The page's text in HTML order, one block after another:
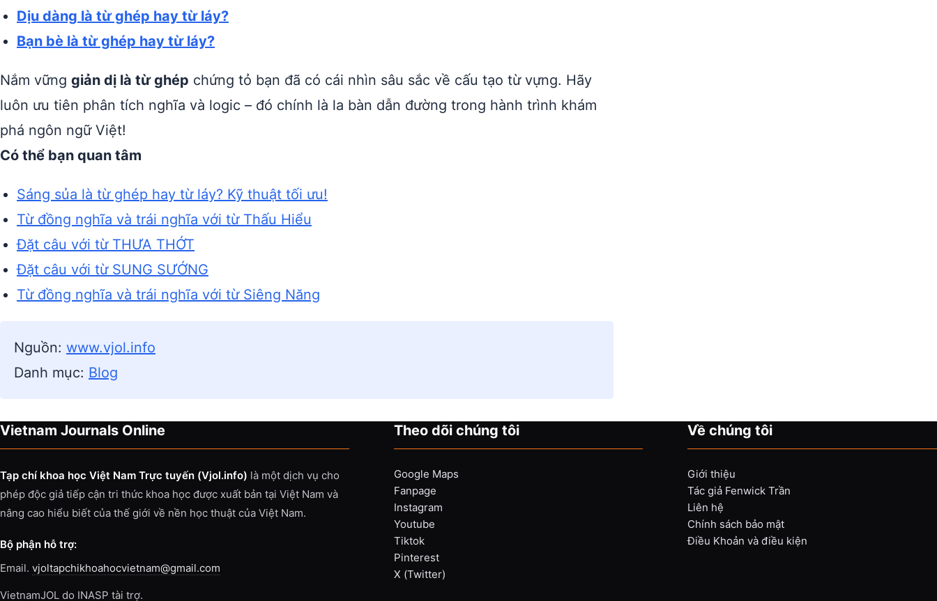
Dịu dàng là từ ghép hay từ láy?
Bạn bè là từ ghép hay từ láy?
Nắm vững giản dị là từ ghép chứng tỏ bạn đã có cái nhìn sâu sắc về cấu tạo từ vựng. Hãy
luôn ưu tiên phân tích nghĩa và logic – đó chính là la bàn dẫn đường trong hành trình khám
phá ngôn ngữ Việt!
Có thể bạn quan tâm
Sáng sủa là từ ghép hay từ láy? Kỹ thuật tối ưu!
Từ đồng nghĩa và trái nghĩa với từ Thấu Hiểu
Đặt câu với từ THƯA THỚT
Đặt câu với từ SUNG SƯỚNG
Từ đồng nghĩa và trái nghĩa với từ Siêng Năng
Nguồn: www.vjol.info
Danh mục: Blog
Vietnam Journals Online
Tạp chí khoa học Việt Nam Trực tuyến (Vjol.info) là một dịch vụ cho
phép độc giả tiếp cận tri thức khoa học được xuất bản tại Việt Nam và
nâng cao hiểu biết của thế giới về nền học thuật của Việt Nam.
Bộ phận hỗ trợ:
Email. vjoltapchikhoahocvietnam@gmail.com
VietnamJOL do INASP tài trợ.
Theo dõi chúng tôi
Google Maps
Fanpage
Instagram
Youtube
Tiktok
Pinterest
X (Twitter)
Về chúng tôi
Giới thiệu
Tác giả Fenwick Trần
Liên hệ
Chính sách bảo mật
Điều Khoản và điều kiện